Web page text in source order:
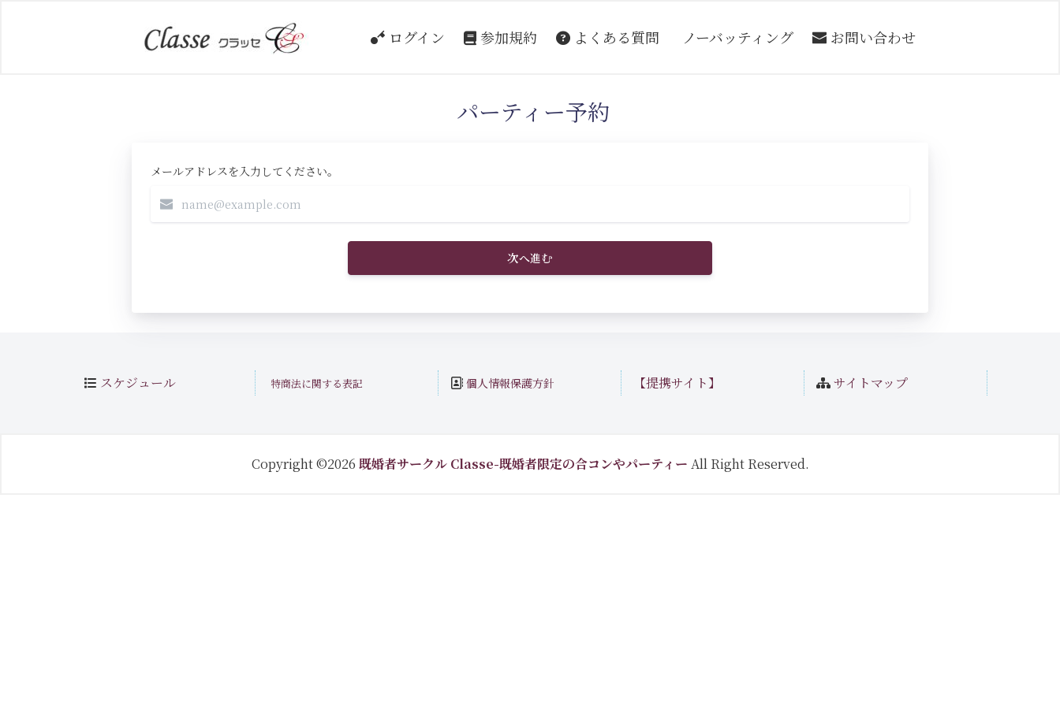
ログイン 参加規約 よくある質問 ノーバッティング お問い合わせ
パーティー予約
メールアドレスを入力してください。
次へ進む
スケジュール 特商法に関する表記 個人情報保護方針 【提携サイト】 サイトマップ
Copyright ©2026 既婚者サークル Classe-既婚者限定の合コンやパーティー All Right Reserved.